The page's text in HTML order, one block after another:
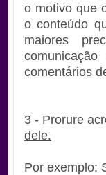
o motivo que
o conteúdo
maiores
comentários
3 - Prorure
dele.
Por exemplo: